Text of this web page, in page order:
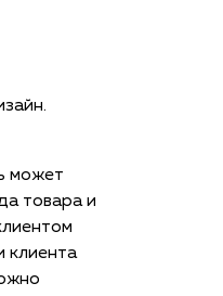
может
товара и
клиента